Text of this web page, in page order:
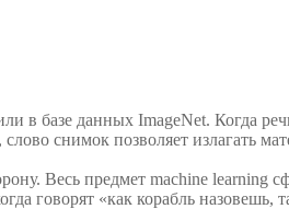
в базе данных ImageNet. Когда
снимок позволяет излагать
Весь предмет machine
говорят «как корабль назовешь,